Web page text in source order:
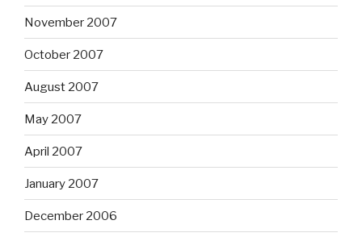
November 2007
October 2007
August 2007
May 2007
April 2007
January 2007
December 2006